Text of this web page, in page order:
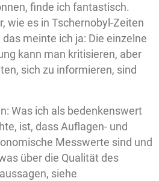
finde ich fantastisch.
wie es in Tschernobyl-Zeiten
meinte ich ja: Die einzelne
kann man kritisieren, aber
sich zu informieren, sind
Was ich als bedenkenswert
ist, dass Auflagen- und
Messwerte sind und
über die Qualität des
siehe